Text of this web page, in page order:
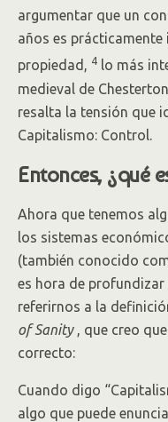
argumentar que un
años es
propiedad, 4 lo más
medieval de
resalta la tensión que
Capitalismo: Control.
Entonces, ¿qué
Ahora que tenemos
los sistemas
(también conocido
es hora de profundizar
referirnos a la
of Sanity, que creo
correcto:
Cuando digo
algo que puede